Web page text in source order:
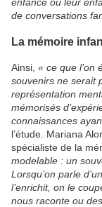
de conversations
La mémoire
Ainsi, « ce que l’on
souvenirs ne serait
représentation
mémorisés
connaissances
l’étude. Mariana
spécialiste de la
modelable : un
Lorsqu’on parle
l’enrichit, on le
nous raconte ou